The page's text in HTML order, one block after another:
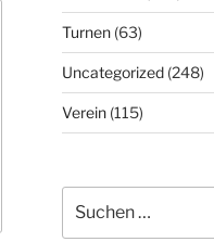
Turnen(63)
Uncategorized(248)
Verein(115)
nach: